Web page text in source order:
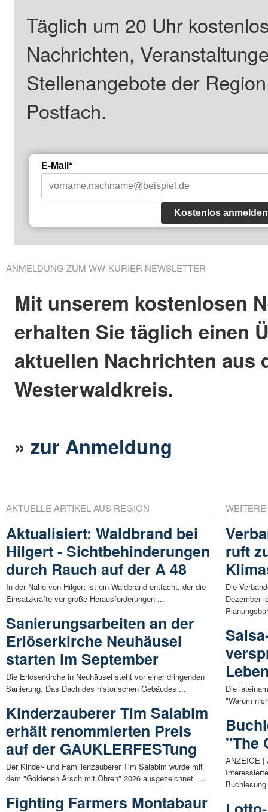
Täglich um 20 Uhr
Nachrichten,
Stellenangebote der
Postfach.
E-Mail*
Kostenlos anmelden
ANMELDUNG ZUM WW-KURIER NEWSLETTER
Mit unserem kostenlosen
erhalten Sie täglich einen
aktuellen Nachrichten aus
Westerwaldkreis.
»zur Anmeldung
AKTUELLE ARTIKEL AUS REGION
Aktualisiert: Waldbrand bei
Hilgert - Sichtbehinderungen
durch Rauch auf der A 48
In der Nähe von Hilgert ist ein Waldbrand entfacht, der die
Einsatzkräfte vor große Herausforderungen ...
Sanierungsarbeiten an der
Erlöserkirche Neuhäusel
starten im September
Die Erlöserkirche in Neuhäusel steht vor einer dringenden
Sanierung. Das Dach des historischen Gebäudes ...
Kinderzauberer Tim Salabim
erhält renommierten Preis
auf der GAUKLERFESTung
Der Kinder- und Familienzauberer Tim Salabim wurde mit
dem "Goldenen Arsch mit Ohren" 2026 ausgezeichnet. ...
Fighting Farmers Montabaur
ruft
Die
Dezember
Die
"Warum
"The
ANZEIGE |